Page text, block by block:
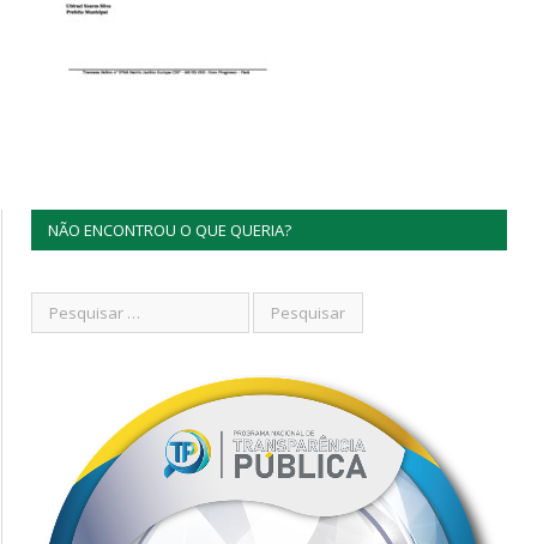
NÃO ENCONTROU O QUE QUERIA?